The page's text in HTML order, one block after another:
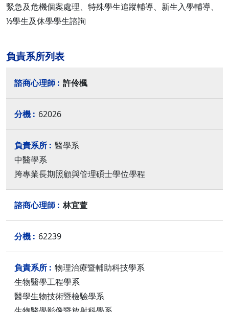
緊急及危機個案處理、特殊學生追蹤輔導、新生入學輔導、
½學生及休學學生諮詢
負責系所列表
許伶楓
62026
醫學系
中醫學系
跨專業長期照顧與管理碩士學位學程
林宜萱
62239
物理治療暨輔助科技學系
生物醫學工程學系
醫學生物技術暨檢驗學系